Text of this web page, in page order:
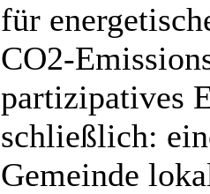
für
CO2-
partizipatives
schließlich:
Gemeinde